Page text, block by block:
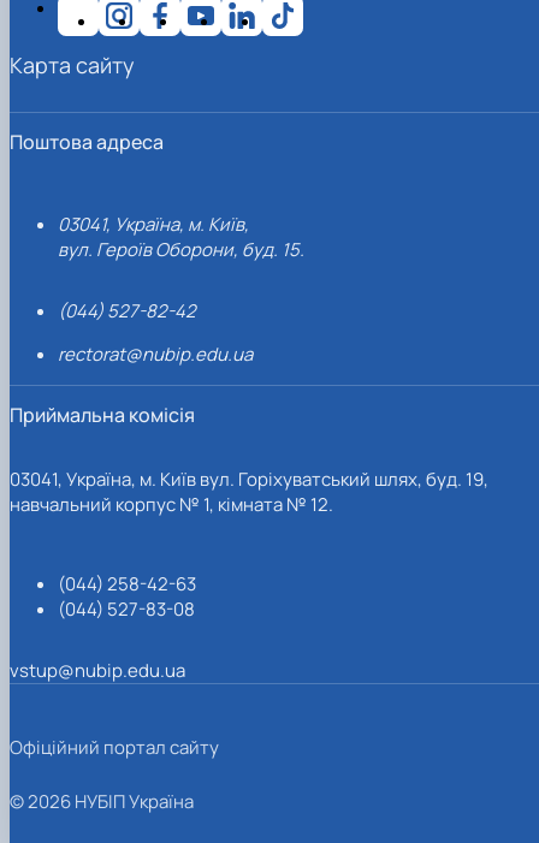
Поштова адреса
03041, Україна, м. Київ,
вул. Героїв Оборони, буд. 15.
(044) 527-82-42
rectorat@nubip.edu.ua
Приймальна комісія
03041, Україна, м. Київ вул. Горіхуватський шлях, буд. 19,
навчальний корпус № 1, кімната № 12.
(044) 258-42-63
(044) 527-83-08
vstup@nubip.edu.ua
Карта сайту
Офіційний портал сайту
© 2026 НУБІП Україна